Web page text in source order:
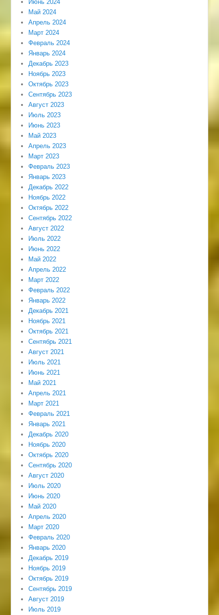
Июнь 2024
Май 2024
Апрель 2024
Март 2024
Февраль 2024
Январь 2024
Декабрь 2023
Ноябрь 2023
Октябрь 2023
Сентябрь 2023
Август 2023
Июль 2023
Июнь 2023
Май 2023
Апрель 2023
Март 2023
Февраль 2023
Январь 2023
Декабрь 2022
Ноябрь 2022
Октябрь 2022
Сентябрь 2022
Август 2022
Июль 2022
Июнь 2022
Май 2022
Апрель 2022
Март 2022
Февраль 2022
Январь 2022
Декабрь 2021
Ноябрь 2021
Октябрь 2021
Сентябрь 2021
Август 2021
Июль 2021
Июнь 2021
Май 2021
Апрель 2021
Март 2021
Февраль 2021
Январь 2021
Декабрь 2020
Ноябрь 2020
Октябрь 2020
Сентябрь 2020
Август 2020
Июль 2020
Июнь 2020
Май 2020
Апрель 2020
Март 2020
Февраль 2020
Январь 2020
Декабрь 2019
Ноябрь 2019
Октябрь 2019
Сентябрь 2019
Август 2019
Июль 2019